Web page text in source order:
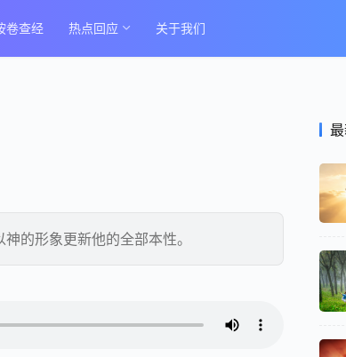
卷查经 热点回应 关于我们
的形象更新他的全部本性。